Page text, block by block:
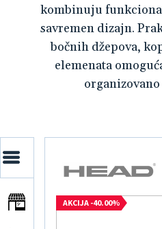
kombinuju
savremen dizajn.
bočnih džepova,
elemenata
AKCIJA -40.00%